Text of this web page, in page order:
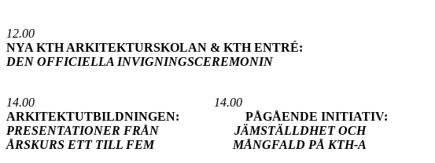
12.00
NYA KTH ARKITEKTURSKOLAN & KTH ENTRÉ:
DEN OFFICIELLA INVIGNINGSCEREMONIN
14.00 14.00
ARKITEKTUTBILDNINGEN: PÅGÅENDE INITIATIV:
PRESENTATIONER FRÅN JÄMSTÄLLDHET OCH
ÅRSKURS ETT TILL FEM MÅNGFALD PÅ KTH-A